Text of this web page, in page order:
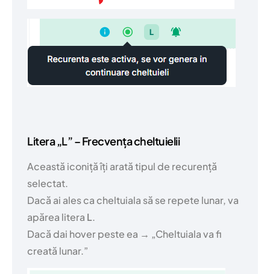
Litera „L” – Frecvența cheltuielii
Această iconiță îți arată tipul de recurență
selectat.
Dacă ai ales ca cheltuiala să se repete lunar, va
apărea litera L.
Dacă dai hover peste ea → „Cheltuiala va fi
creată lunar.”